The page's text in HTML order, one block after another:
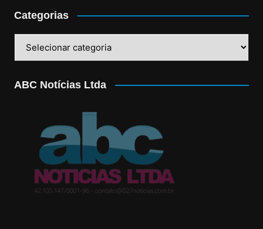
Categorias
ABC Notícias Ltda